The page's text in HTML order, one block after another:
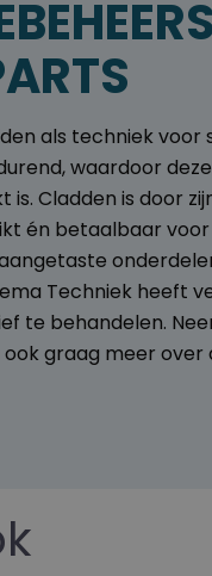
als techniek voor
waardoor
is. Cladden is door
én betaalbaar
Techniek heeft
te behandelen.
ook graag meer